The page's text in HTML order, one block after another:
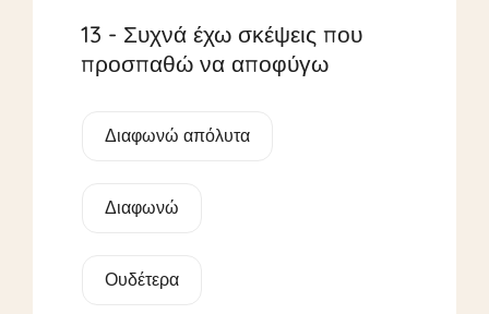
13 - Συχνά έχω σκέψεις που
προσπαθώ να αποφύγω
Διαφωνώ απόλυτα
Διαφωνώ
Ουδέτερα